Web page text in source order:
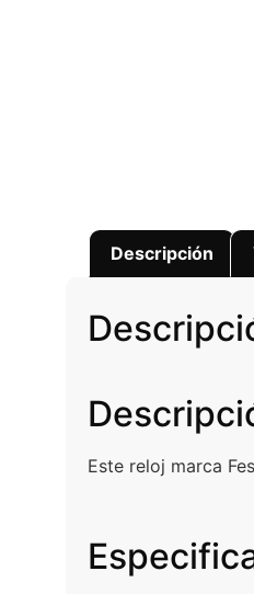
Descripción
Este reloj marca